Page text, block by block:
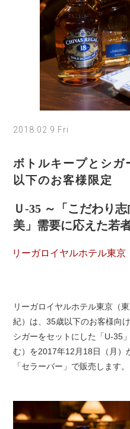
2018.02.9 Fri
ボトルキープとシガ
以下のお客様限定
Ｕ-35 ～「こだわり
美」需要に応えた若
リーガロイヤルホテル東京
リーガロイヤルホテル東京（
紀）は、35歳以下のお客様向
シガーをセットにした「U-35
む）を2017年12月18日（月
「セラーバー」で販売します。